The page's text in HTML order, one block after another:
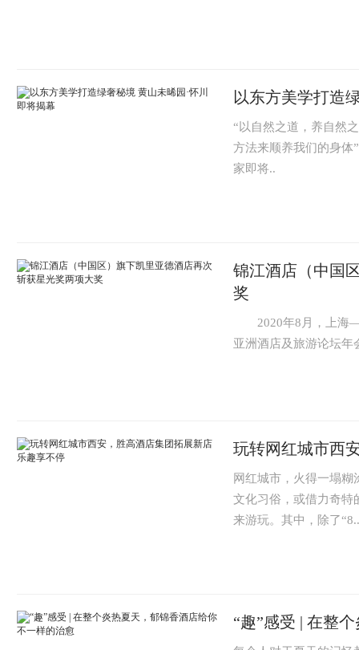
以东方美学打造
“以自然之道，养自然
方法来顺养我们的身体
家即将..
锦江酒店（中国
奖
2020年8月，上海——
亚洲酒店及旅游论坛年
玩转网红城市西
网红城市，火得一塌
文化习俗，或借力奇特
来游玩。其中，除了“8..
“趣”感受 | 在整